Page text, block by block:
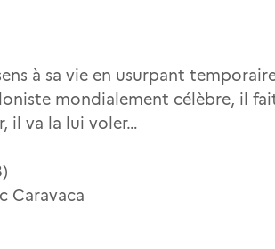
à sa vie en usurpant
mondialement célèbre, il
il va la lui voler…
Caravaca